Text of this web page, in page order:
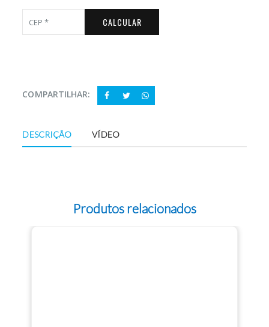
CALCULAR
COMPARTILHAR:
DESCRIÇÃO VÍDEO
Produtos relacionados